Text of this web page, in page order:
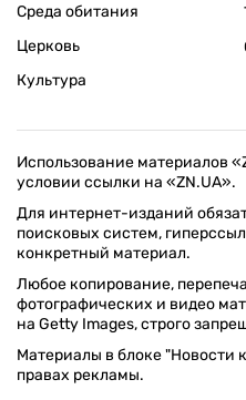
Среда обитания
Церковь
Культура
Использование материалов
условии ссылки на «ZN.UA».
Для интернет-изданий
поисковых систем,
конкретный материал.
Любое копирование,
фотографических и видео
на Getty Images, строго
Материалы в блоке "Новости
правах рекламы.